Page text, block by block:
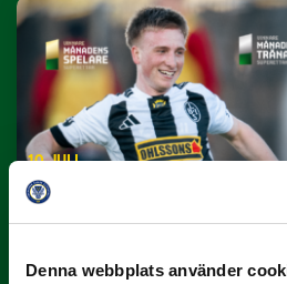
Denna webbplats använder
10 JULI
Dubbla Landskrona-
summeras